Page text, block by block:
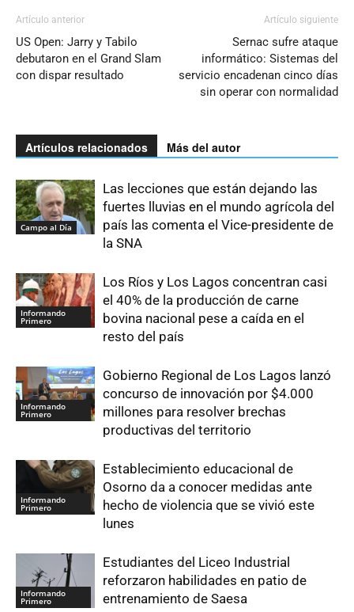
Artículo anterior
US Open: Jarry y Tabilo
debutaron en el Grand Slam
con dispar resultado
Artículo siguiente
Sernac sufre ataque
informático: Sistemas del
servicio encadenan cinco días
sin operar con normalidad
Artículos relacionados Más del autor
Campo al Día
Las lecciones que están dejando las
fuertes lluvias en el mundo agrícola del
país las comenta el Vice-presidente de
la SNA
Informando
Primero
Los Ríos y Los Lagos concentran casi
el 40% de la producción de carne
bovina nacional pese a caída en el
resto del país
Informando
Primero
Gobierno Regional de Los Lagos lanzó
concurso de innovación por $4.000
millones para resolver brechas
productivas del territorio
Informando
Primero
Establecimiento educacional de
Osorno da a conocer medidas ante
hecho de violencia que se vivió este
lunes
Informando
Primero
Estudiantes del Liceo Industrial
reforzaron habilidades en patio de
entrenamiento de Saesa